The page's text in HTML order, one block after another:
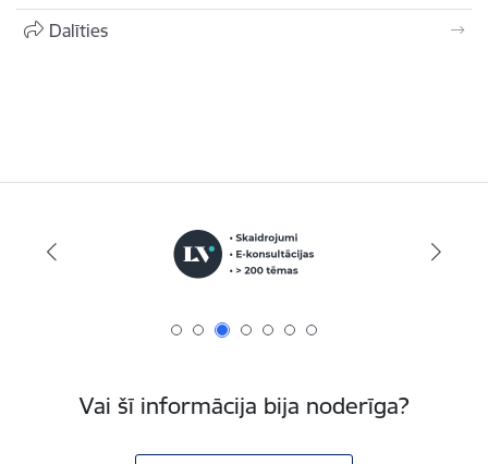
Dalīties
Vai šī informācija bija noderīga?